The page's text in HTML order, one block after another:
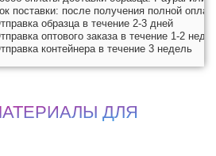
поставки: после получения полной
образца в течение 2-3 дней
оптового заказа в течение 1-2
контейнера в течение 3 недель
ДЛЯ